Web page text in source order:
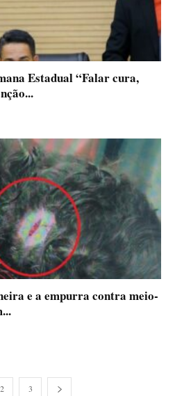
Estadual “Falar cura,
e a empurra contra meio-
2 3